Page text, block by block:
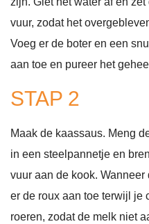
vuur, zodat het
Voeg er de boter en een
aan toe en pureer het
STAP 2
Maak de kaassaus. Meng
in een steelpannetje en
vuur aan de kook.
er de roux aan toe terwijl je
roeren, zodat de melk niet